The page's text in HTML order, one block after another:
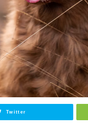
Twitter